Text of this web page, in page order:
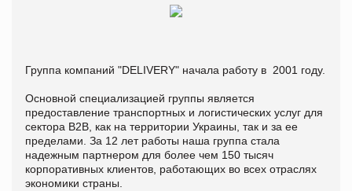
Группа компаний "DELIVERY" начала работу в 2001 году.
Основной специализацией группы является
предоставление транспортных и логистических услуг для
сектора B2B, как на территории Украины, так и за ее
пределами. За 12 лет работы наша группа стала
надежным партнером для более чем 150 тысяч
корпоративных клиентов, работающих во всех отраслях
экономики страны.